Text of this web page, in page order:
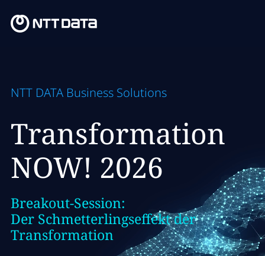
NTT DATA Business Solutions
Transformation
NOW! 2026
Breakout-Session:
Der Schmetterlingseffekt der
Transformation